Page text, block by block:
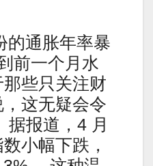
的通胀年率暴
前一个月水
些只关注财
这无疑会令
据报道，4 月
小幅下跌，